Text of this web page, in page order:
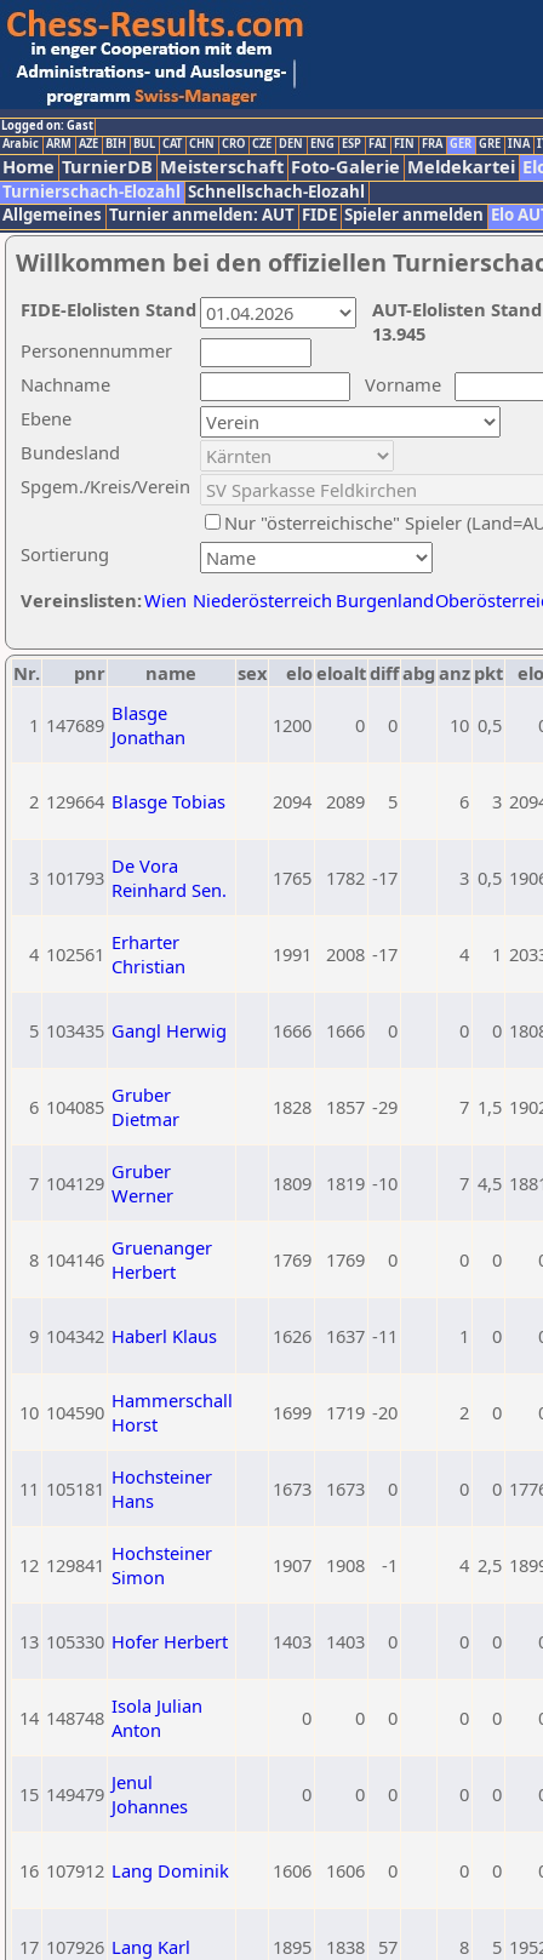
Logged on: Gast
Arabic ARM AZE BIH BUL CAT CHN CRO CZE DEN ENG ESP FAI FIN FRA GER GRE INA
Home TurnierDB Meisterschaft Foto-Galerie Meldekartei
Turnierschach-Elozahl Schnellschach-Elozahl
Allgemeines Turnier anmelden: AUT FIDE Spieler anmelden Elo
Willkommen bei den offiziellen
Nachname
Vorname
Ebene
Sortierung
Personennummer
Bundesland
Spgem./Kreis/Verein
Nur "österreichische" Spieler
Vereinslisten:Wien Niederösterreich Burgenland
AUT-Elolisten
13.945
FIDE-Elolisten Stand
Nr. pnr name sex eloeloaltdiffabg anz pkt
1 147689 Blasge
Jonathan
1200 0 0 10 0,5
2 129664 Blasge Tobias 2094 2089 5 6 3
3 101793 De Vora
Reinhard Sen.
1765 1782 -17 3 0,5
4 102561 Erharter
Christian
1991 2008 -17 4 1
5 103435 Gangl Herwig 1666 1666 0 0 0
6 104085 Gruber
Dietmar
1828 1857 -29 7 1,5
7 104129 Gruber
Werner
1809 1819 -10 7 4,5
8 104146 Gruenanger
Herbert
1769 1769 0 0 0
9 104342 Haberl Klaus 1626 1637 -11 1 0
10 104590 Hammerschall
Horst
1699 1719 -20 2 0
11 105181 Hochsteiner
Hans
1673 1673 0 0 0
12 129841 Hochsteiner
Simon
1907 1908 -1 4 2,5
13 105330 Hofer Herbert 1403 1403 0 0 0
14 148748 Isola Julian
Anton
0 0 0 0 0
15 149479 Jenul
Johannes
0 0 0 0 0
16 107912 Lang Dominik 1606 1606 0 0 0
17 107926 Lang Karl 1895 1838 57 8 5